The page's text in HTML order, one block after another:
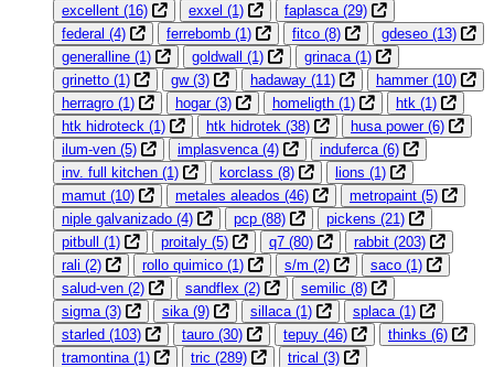
excellent (16) exxel (1) faplasca (29)
federal (4) ferrebomb (1) fitco (8) gdeseo (13)
generalline (1) goldwall (1) grinaca (1)
grinetto (1) gw (3) hadaway (11) hammer (10)
herragro (1) hogar (3) homeligth (1) htk (1)
htk hidroteck (1) htk hidrotek (38) husa power (6)
ilum-ven (5) implasvenca (4) induferca (6)
inv. full kitchen (1) korclass (8) lions (1)
mamut (10) metales aleados (46) metropaint (5)
niple galvanizado (4) pcp (88) pickens (21)
pitbull (1) proitaly (5) q7 (80) rabbit (203)
rali (2) rollo quimico (1) s/m (2) saco (1)
salud-ven (2) sandflex (2) semilic (8)
sigma (3) sika (9) sillaca (1) splaca (1)
starled (103) tauro (30) tepuy (46) thinks (6)
tramontina (1) tric (289) trical (3)